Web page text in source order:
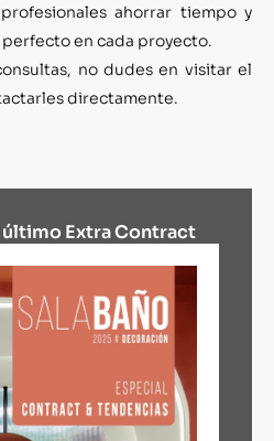
ahorrar tiempo y
en cada proyecto.
no dudes en visitar el
directamente.
Extra Contract